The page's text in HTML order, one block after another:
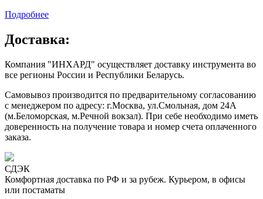
Подробнее
Доставка:
Компания "ИНХАРД" осуществляет доставку инструмента во
все регионы России и Республики Беларусь.
Самовывоз производится по предварительному согласованию
с менеджером по адресу: г.Москва, ул.Смольная, дом 24А
(м.Беломорская, м.Речной вокзал). При себе необходимо иметь
доверенность на получение товара и номер счета оплаченного
заказа.
СДЭК
Комфортная доставка по РФ и за рубеж. Курьером, в офисы
или постаматы